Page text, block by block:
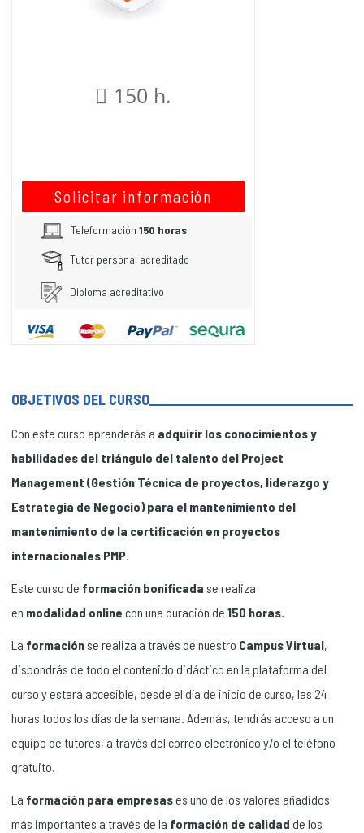
OBJETIVOS DEL CURSO
Con este curso aprenderás a adquirir los conocimientos y
habilidades del triángulo del talento del Project
Management (Gestión Técnica de proyectos, liderazgo y
Estrategia de Negocio) para el mantenimiento del
mantenimiento de la certificación en proyectos
internacionales PMP.
Este curso de formación bonificada se realiza
en modalidad online con una duración de 150 horas.
La formación se realiza a través de nuestro Campus Virtual,
dispondrás de todo el contenido didáctico en la plataforma del
curso y estará accesible, desde el día de inicio de curso, las 24
horas todos los días de la semana. Además, tendrás acceso a un
equipo de tutores, a través del correo electrónico y/o el teléfono
gratuito.
La formación para empresases uno de los valores añadidos
más importantes a través de la formación de calidad de los
150 h.
Solicitar información
Teleformación150 horas
Tutor personal acreditado
Diploma acreditativo